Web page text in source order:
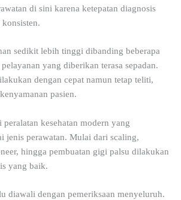
di sini karena ketepatan diagnosis
sedikit lebih tinggi dibanding beberapa
yang diberikan terasa sepadan.
dengan cepat namun tetap teliti,
pasien.
kesehatan modern yang
jenis perawatan. Mulai dari scaling,
hingga pembuatan gigi palsu dilakukan
yang baik.
diawali dengan pemeriksaan menyeluruh.